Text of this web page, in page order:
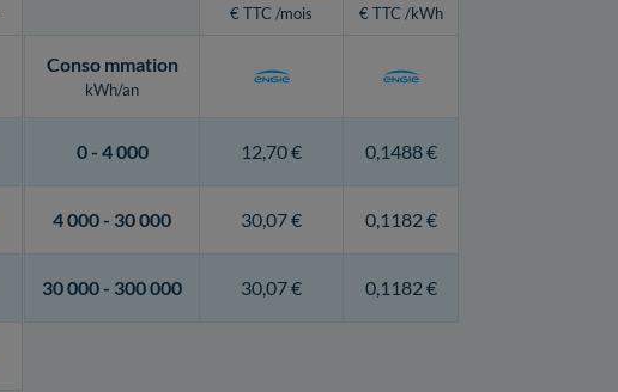
€ TTC /mois € TTC /kWh
Conso mmation
kWh/an
0 - 4 000 12,70 € 0,1488 €
4 000 - 30 000 30,07 € 0,1182 €
30 000 - 300 000 30,07 € 0,1182 €